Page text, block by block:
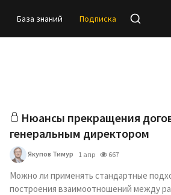
База знаний Подписка
Нюансы прекращения
генеральным директором
Якупов Тимур 1 апр 667
Можно ли применять стандартные
построения взаимоотношений между